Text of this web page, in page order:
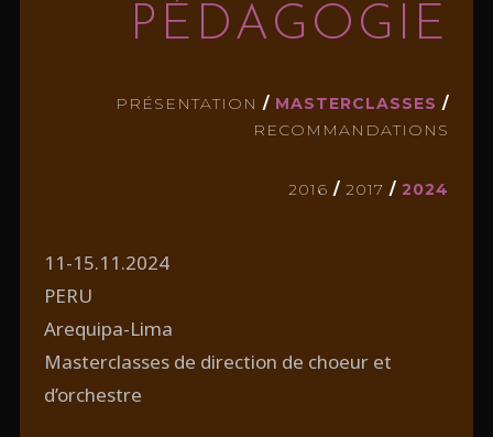
PÉDAGOGIE
PRÉSENTATION / MASTERCLASSES /
RECOMMANDATIONS
2016 /2017 /2024
11-15.11.2024
PERU
Arequipa-Lima
Masterclasses de direction de choeur et
d’orchestre